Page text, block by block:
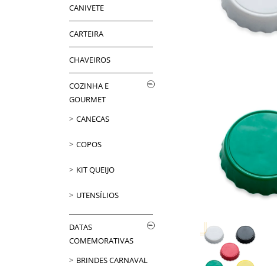
CANIVETE
CARTEIRA
CHAVEIROS
COZINHA E
GOURMET
CANECAS
COPOS
KIT QUEIJO
UTENSÍLIOS
DATAS
COMEMORATIVAS
BRINDES CARNAVAL